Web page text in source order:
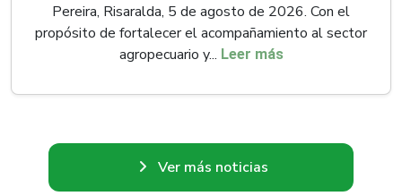
Pereira, Risaralda, 5 de agosto de 2026. Con el
propósito de fortalecer el acompañamiento al sector
agropecuario y... Leer más
Ver más noticias